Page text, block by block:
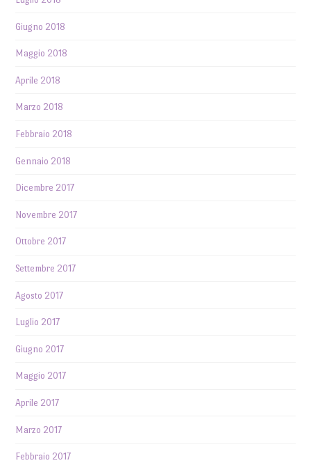
Giugno 2018
Maggio 2018
Aprile 2018
Marzo 2018
Febbraio 2018
Gennaio 2018
Dicembre 2017
Novembre 2017
Ottobre 2017
Settembre 2017
Agosto 2017
Luglio 2017
Giugno 2017
Maggio 2017
Aprile 2017
Marzo 2017
Febbraio 2017